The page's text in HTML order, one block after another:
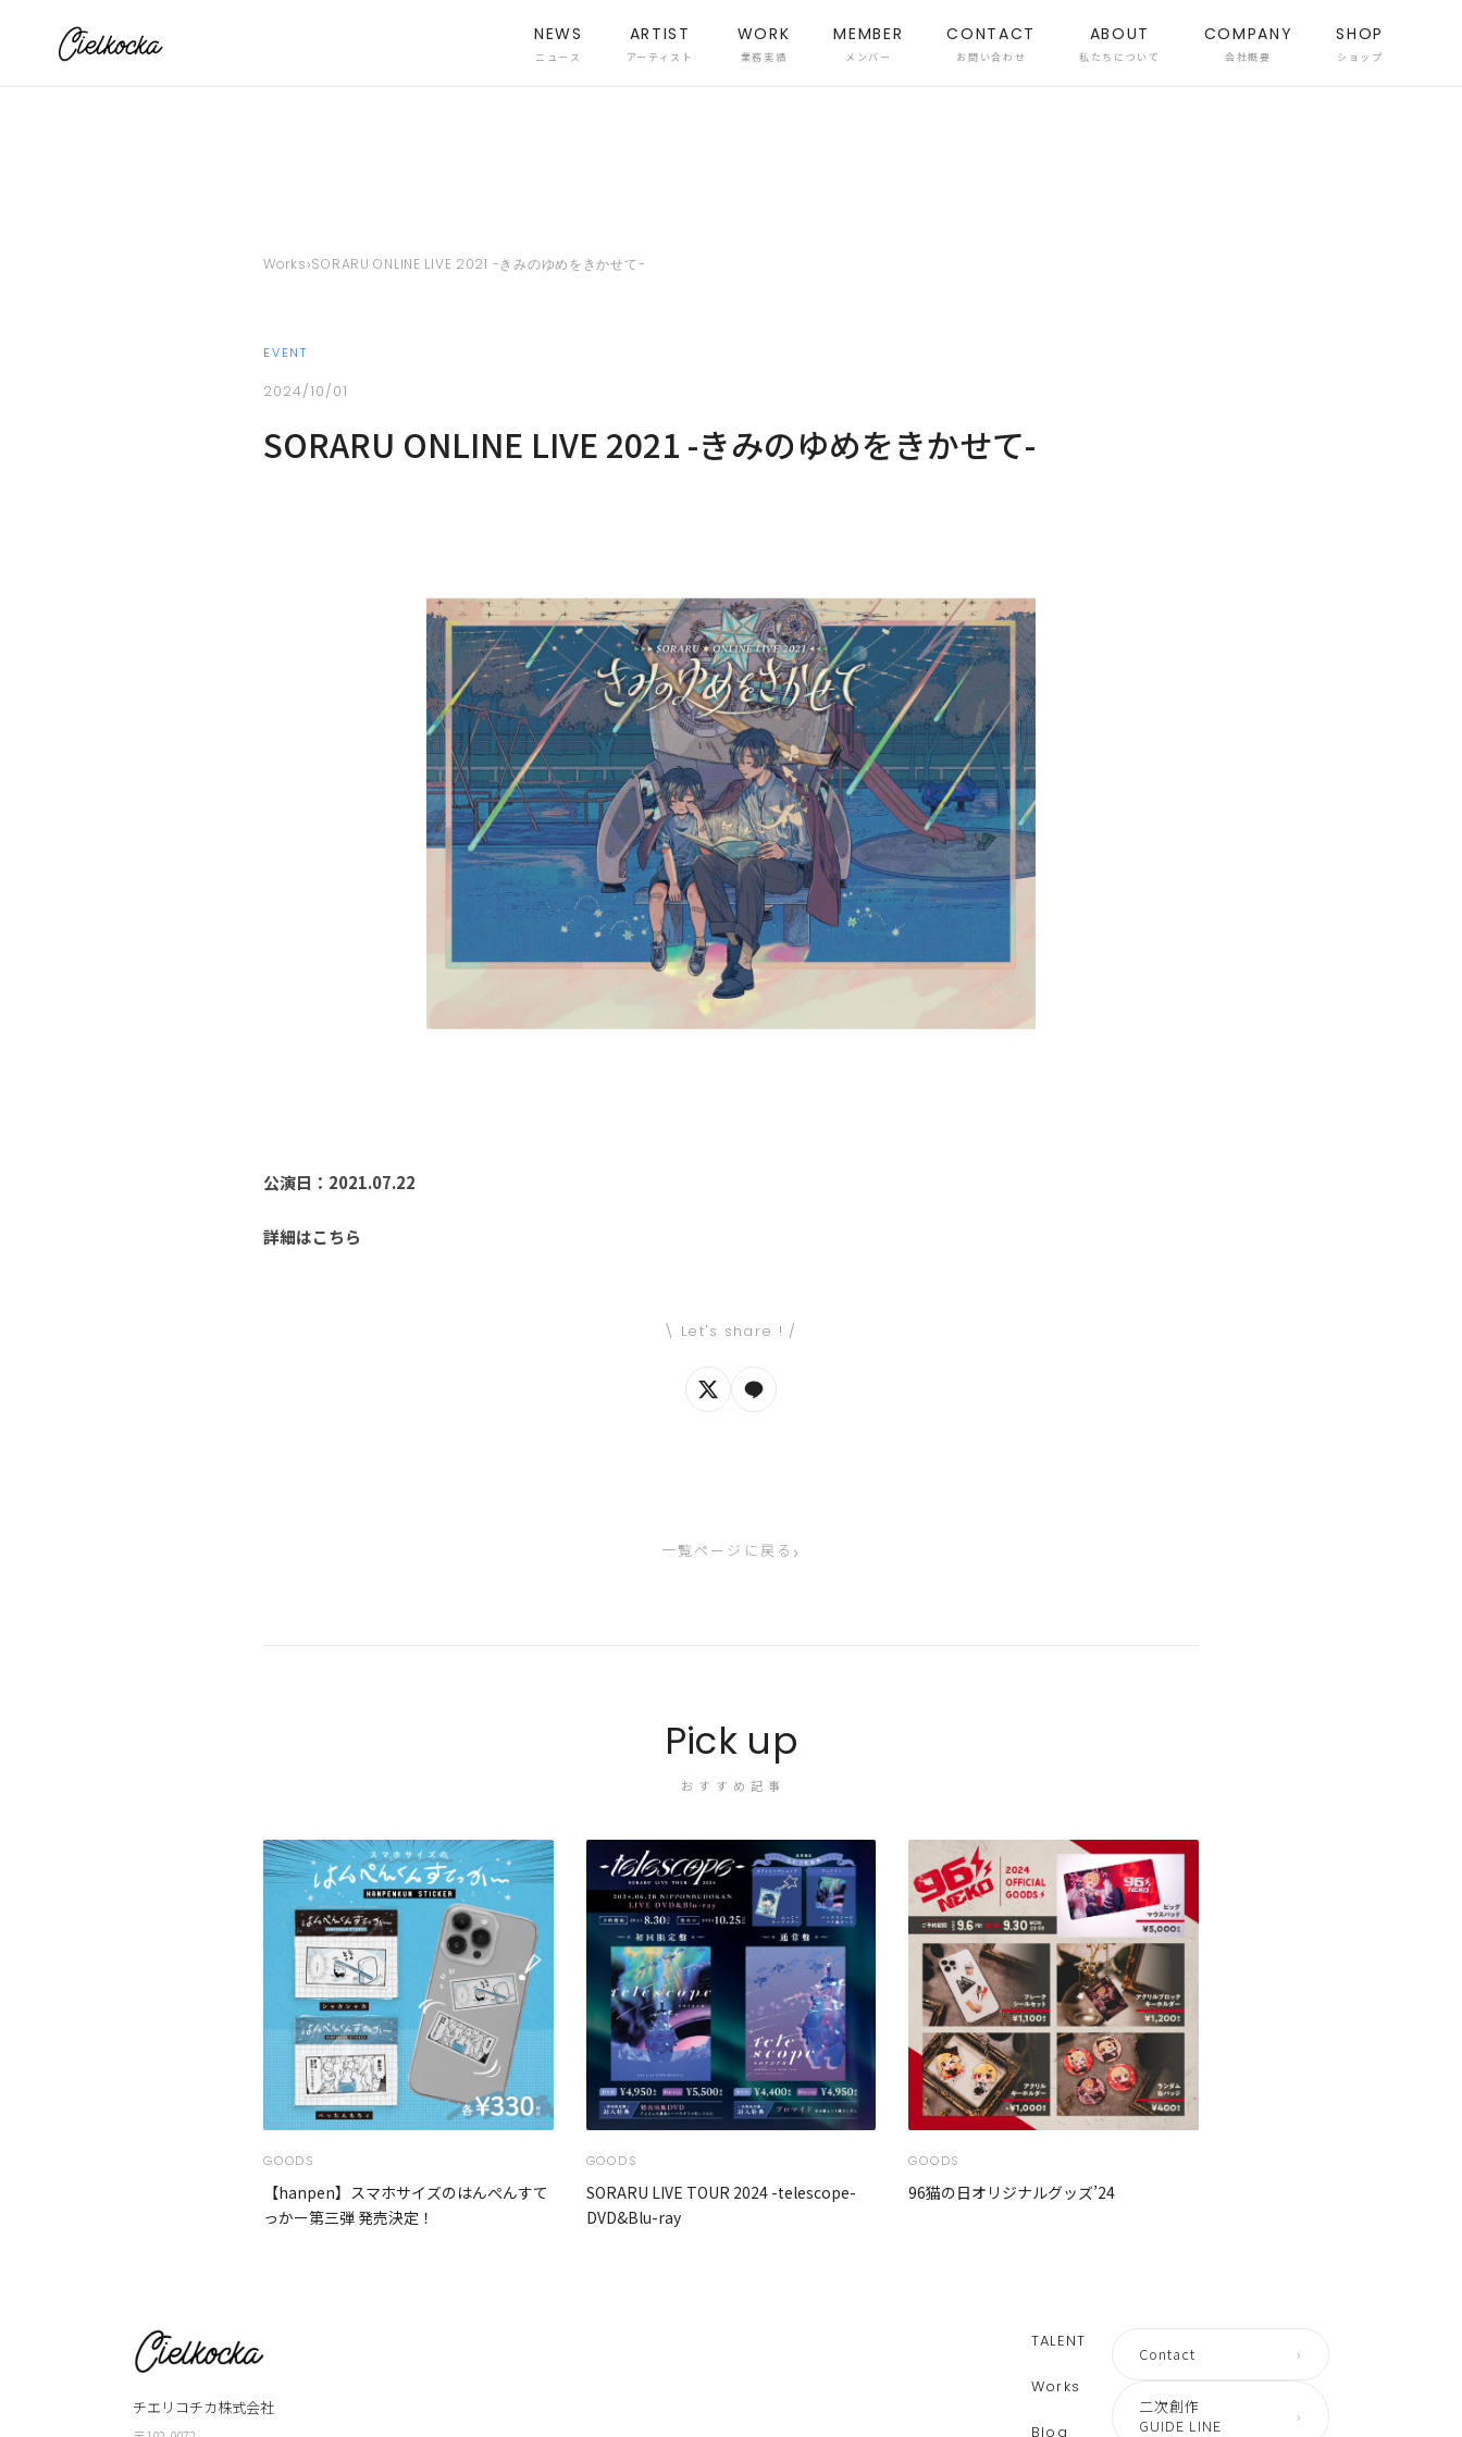
NEWS
ニュース
ARTIST
アーティスト
WORK
業務実績
MEMBER
メンバー
CONTACT
お問い合わせ
ABOUT
私たちについて
COMPANY
会社概要
SHOP
ショップ
Works›SORARU ONLINE LIVE 2021 -きみのゆめをきかせて-
EVENT
2024/10/01
SORARU ONLINE LIVE 2021 -きみのゆめをきかせて-
公演日：2021.07.22
詳細はこちら
\ Let's share ! /
一覧ページに戻る ›
Pick up
おすすめ記事
GOODS
【hanpen】スマホサイズのはんぺんすて
っかー第三弾 発売決定！
GOODS
SORARU LIVE TOUR 2024 -telescope-
DVD&Blu-ray
GOODS
96猫の日オリジナルグッズ’24
チエリコチカ株式会社
TALENT
Works
Blog
Contact ›
二次創作
GUIDE LINE
›